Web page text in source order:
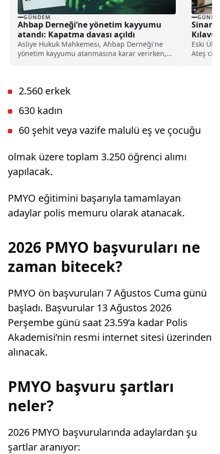
GÜNDEM
Ahbap Derneği’ne yönetim kayyumu
atandı: Kapatma davası açıldı
Asliye Hukuk Mahkemesi, Ahbap Derneği'ne
yönetim kayyumu atanmasına karar verirken,
Sinan
Eski
Ateş
2.560 erkek
630 kadın
60 şehit veya vazife malulü eş ve çocuğu
olmak üzere toplam 3.250 öğrenci alımı
yapılacak.
PMYO eğitimini başarıyla tamamlayan
adaylar polis memuru olarak atanacak.
2026 PMYO başvuruları ne
zaman bitecek?
PMYO ön başvuruları 7 Ağustos Cuma günü
başladı. Başvurular 13 Ağustos 2026
Perşembe günü saat 23.59’a kadar Polis
Akademisi’nin resmi internet sitesi üzerinden
alınacak.
PMYO başvuru şartları
neler?
2026 PMYO başvurularında adaylardan şu
şartlar aranıyor: